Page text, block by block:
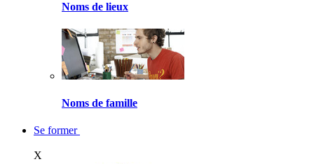
Noms de lieux
Noms de famille
Se former
X